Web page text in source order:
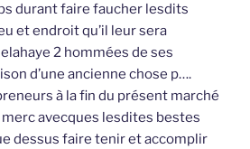
durant faire faucher lesdits
et endroit qu’il leur sera
2 hommées de ses
d’une ancienne chose p….
à la fin du présent marché
avecques lesdites bestes
dessus faire tenir et accomplir